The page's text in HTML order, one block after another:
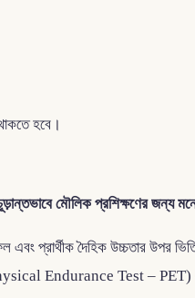
হবে।
মৌলিক প্রশিক্ষণের জন্য
প্রার্থীক দৈহিক উচ্চতার উপর
বা (Physical Endurance Test –